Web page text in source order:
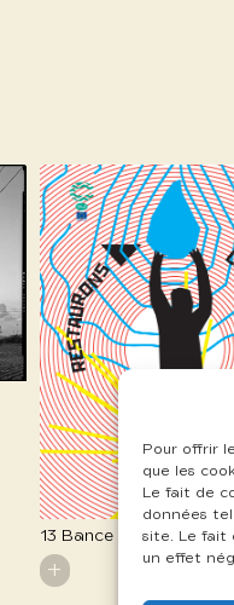
Pour offrir
que les
Le fait de
données
site. Le fait
un effet
13 Bance Myriam
+